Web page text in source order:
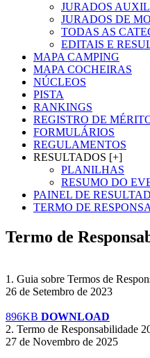
JURADOS
JURADOS DE
TODAS AS
EDITAIS E
MAPA CAMPING
MAPA COCHEIRAS
NÚCLEOS
PISTA
RANKINGS
REGISTRO DE
FORMULÁRIOS
REGULAMENTOS
RESULTADOS [+]
PLANILHAS
RESUMO DO
PAINEL DE
TERMO DE
Termo de
1. Guia sobre Termos de
26 de Setembro de 2023
896KB DOWNLOAD
2. Termo de Responsabilidade
27 de Novembro de 2025